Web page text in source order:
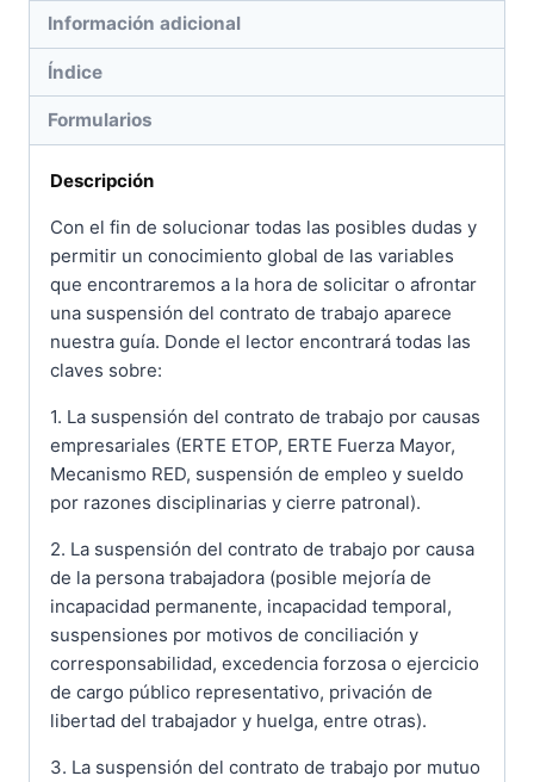
Información adicional
Índice
Formularios
Descripción
Con el fin de solucionar todas las posibles dudas y
permitir un conocimiento global de las variables
que encontraremos a la hora de solicitar o afrontar
una suspensión del contrato de trabajo aparece
nuestra guía. Donde el lector encontrará todas las
claves sobre:
1. La suspensión del contrato de trabajo por causas
empresariales (ERTE ETOP, ERTE Fuerza Mayor,
Mecanismo RED, suspensión de empleo y sueldo
por razones disciplinarias y cierre patronal).
2. La suspensión del contrato de trabajo por causa
de la persona trabajadora (posible mejoría de
incapacidad permanente, incapacidad temporal,
suspensiones por motivos de conciliación y
corresponsabilidad, excedencia forzosa o ejercicio
de cargo público representativo, privación de
libertad del trabajador y huelga, entre otras).
3. La suspensión del contrato de trabajo por mutuo